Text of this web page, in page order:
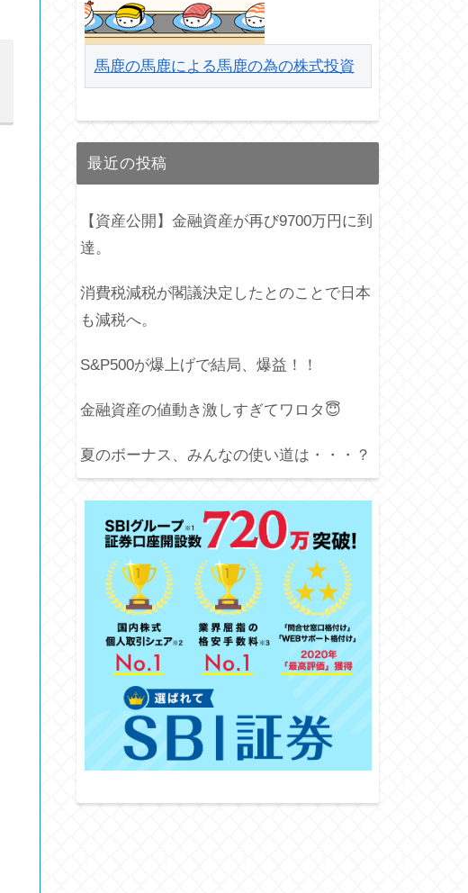
馬鹿の馬鹿による馬鹿の為の株式投資
最近の投稿
【資産公開】金融資産が再び9700万円に到
達。
消費税減税が閣議決定したとのことで日本
も減税へ。
S&P500が爆上げで結局、爆益！！
金融資産の値動き激しすぎてワロタ😇
夏のボーナス、みんなの使い道は・・・？